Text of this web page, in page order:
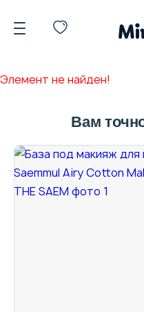
*OVERSTOCK -30%
Элемент не найден!
Вам